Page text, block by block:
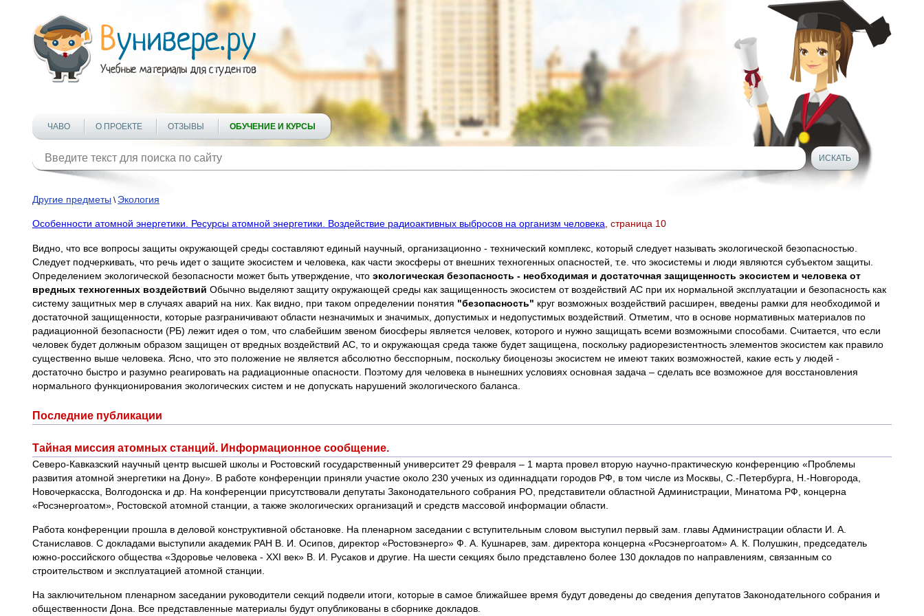
ЧАВО О ПРОЕКТЕ ОТЗЫВЫ ОБУЧЕНИЕ И КУРСЫ
Другие предметы \ Экология
Особенности атомной энергетики. Ресурсы атомной энергетики. Воздействие радиоактивных выбросов на организм человека , страница 10
Видно, что все вопросы защиты окружающей среды составляют единый научный, организационно - технический комплекс, который следует называть экологической безопасностью.
Следует подчеркивать, что речь идет о защите экосистем и человека, как части экосферы от внешних техногенных опасностей, т.е. что экосистемы и люди являются субъектом защиты.
Определением экологической безопасности может быть утверждение, что экологическая безопасность - необходимая и достаточная защищенность экосистем и человека от
вредных техногенных воздействий Обычно выделяют защиту окружающей среды как защищенность экосистем от воздействий АС при их нормальной эксплуатации и безопасность как
систему защитных мер в случаях аварий на них. Как видно, при таком определении понятия "безопасность" круг возможных воздействий расширен, введены рамки для необходимой и
достаточной защищенности, которые разграничивают области незначимых и значимых, допустимых и недопустимых воздействий. Отметим, что в основе нормативных материалов по
радиационной безопасности (РБ) лежит идея о том, что слабейшим звеном биосферы является человек, которого и нужно защищать всеми возможными способами. Считается, что если
человек будет должным образом защищен от вредных воздействий АС, то и окружающая среда также будет защищена, поскольку радиорезистентность элементов экосистем как правило
существенно выше человека. Ясно, что это положение не является абсолютно бесспорным, поскольку биоценозы экосистем не имеют таких возможностей, какие есть у людей -
достаточно быстро и разумно реагировать на радиационные опасности. Поэтому для человека в нынешних условиях основная задача – сделать все возможное для восстановления
нормального функционирования экологических систем и не допускать нарушений экологического баланса.
Последние публикации
Тайная миссия атомных станций. Информационное сообщение.
Северо-Кавказский научный центр высшей школы и Ростовский государственный университет 29 февраля – 1 марта провел вторую научно-практическую конференцию «Проблемы
развития атомной энергетики на Дону». В работе конференции приняли участие около 230 ученых из одиннадцати городов РФ, в том числе из Москвы, С.-Петербурга, Н.-Новгорода,
Новочеркасска, Волгодонска и др. На конференции присутствовали депутаты Законодательного собрания РО, представители областной Администрации, Минатома РФ, концерна
«Росэнергоатом», Ростовской атомной станции, а также экологических организаций и средств массовой информации области.
Работа конференции прошла в деловой конструктивной обстановке. На пленарном заседании с вступительным словом выступил первый зам. главы Администрации области И. А.
Станиславов. С докладами выступили академик РАН В. И. Осипов, директор «Ростовэнерго» Ф. А. Кушнарев, зам. директора концерна «Росэнергоатом» А. К. Полушкин, председатель
южно-российского общества «Здоровье человека - XXI век» В. И. Русаков и другие. На шести секциях было представлено более 130 докладов по направлениям, связанным со
строительством и эксплуатацией атомной станции.
На заключительном пленарном заседании руководители секций подвели итоги, которые в самое ближайшее время будут доведены до сведения депутатов Законодательного собрания и
общественности Дона. Все представленные материалы будут опубликованы в сборнике докладов.